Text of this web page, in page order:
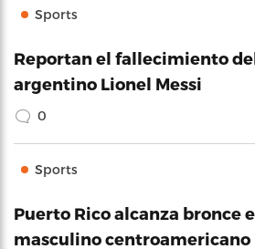
Sports
Reportan el fallecimiento
argentino Lionel Messi
0
Sports
Puerto Rico alcanza bronce
masculino centroamericano